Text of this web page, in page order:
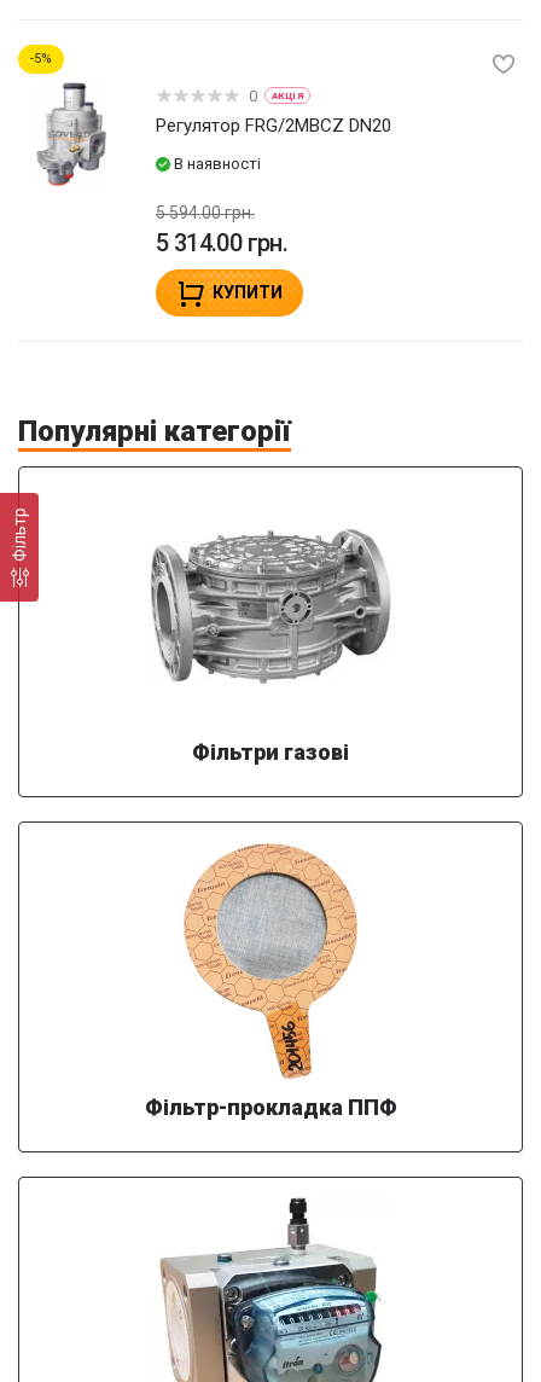
Фільтр
5
0 АКЦІЯ
Регулятор FRG/2MBCZ DN20
В наявності
5 314.00 грн.
5 594.00 грн.
КУПИТИ
Популярні категорії
Фільтри газові
Фільтр-прокладка ППФ